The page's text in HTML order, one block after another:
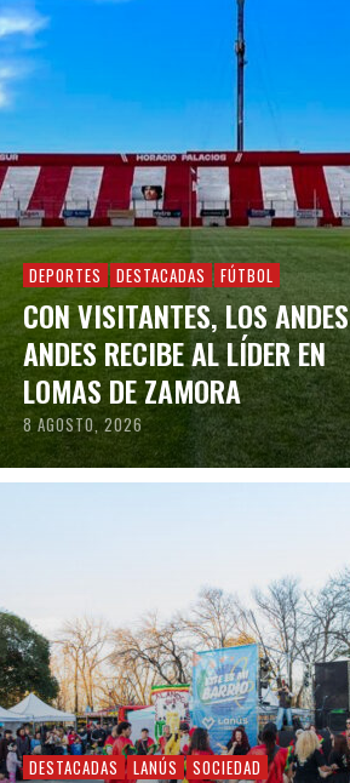
DEPORTES DESTACADAS FÚTBOL
CON VISITANTES, LOS ANDES
ANDES RECIBE AL LÍDER EN
LOMAS DE ZAMORA
8 AGOSTO, 2026
DESTACADAS LANÚS SOCIEDAD